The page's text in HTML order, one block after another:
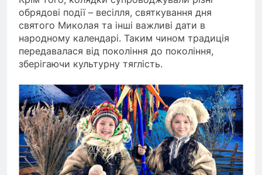
обрядові події – весілля, святкування дня
святого Миколая та інші важливі дати в
народному календарі. Таким чином традиція
передавалася від покоління до покоління,
зберігаючи культурну тяглість.